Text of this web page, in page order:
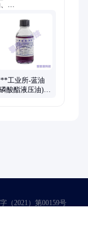
工业所-蓝油
酸酯液压油)中
（2021）第00159号